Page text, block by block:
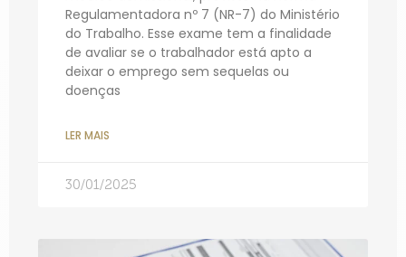
Regulamentadora nº 7 (NR-7) do Ministério
do Trabalho. Esse exame tem a finalidade
de avaliar se o trabalhador está apto a
deixar o emprego sem sequelas ou
doenças
LER MAIS
30/01/2025